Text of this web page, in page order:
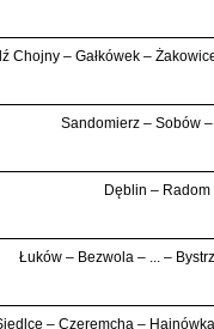
Chojny – Gałkówek –
Sandomierz – Sobów
Dęblin – Radom
Łuków – Bezwola – ... –
– Czeremcha –